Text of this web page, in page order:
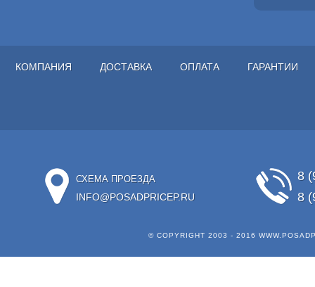
КОМПАНИЯ ДОСТАВКА ОПЛАТА ГАРАНТИИ
СХЕМА ПРОЕЗДА
INFO@POSADPRICEP.RU
8
8
© COPYRIGHT 2003 - 2016